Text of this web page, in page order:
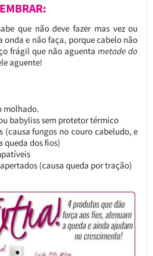
que não deve fazer mas vez ou
onda e não faça, porque cabelo não
frágil que não aguentametade do
aguente!
molhado.
babyliss sem protetor térmico
(causa fungos no couro cabeludo, e
queda dos fios)
(causa queda por tração)